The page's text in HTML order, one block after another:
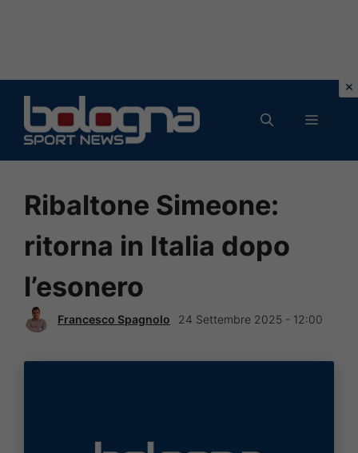
contenuto
MENU
Ribaltone Simeone:
ritorna in Italia dopo
l’esonero
Francesco Spagnolo 24 Settembre 2025 - 12:00